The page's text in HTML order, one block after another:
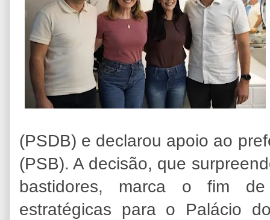
(PSDB) e declarou apoio ao
(PSB). A decisão, que
bastidores, marca o fim
estratégicas para o Palácio